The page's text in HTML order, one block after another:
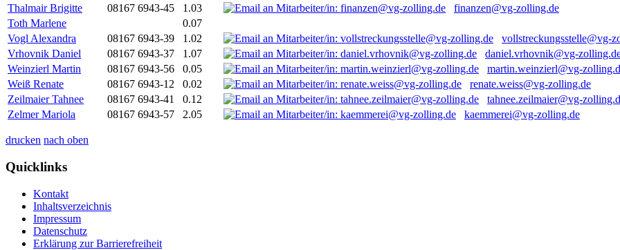
Thalmair Brigitte
08167 6943-45 1.03
finanzen@vg-zolling.de
Toth Marlene
0.07
Vogl Alexandra
08167 6943-39 1.02
vollstreckungsstelle@vg-
Vrhovnik Daniel
08167 6943-37 1.07
daniel.vrhovnik@vg-
Weinzierl Martin
08167 6943-56 0.05
martin.weinzierl@vg-
Weiß Renate
08167 6943-12 0.02
renate.weiss@vg-zolling.de
Zeilmaier Tahnee
08167 6943-41 0.12
tahnee.zeilmaier@vg-
Zelmer Mariola
08167 6943-57 2.05 kaemmerei@vg-zolling.de
drucken nach oben
Quicklinks
Kontakt
Inhaltsverzeichnis
Impressum
Datenschutz
Erklärung zur Barrierefreiheit